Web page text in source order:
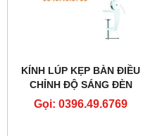
KÍNH LÚP KẸP BÀN ĐIỀU
CHỈNH ĐỘ SÁNG ĐÈN
8066D2 LED
Gọi: 0396.49.6769